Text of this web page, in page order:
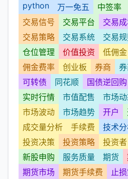
python
万一免五 中签率
交易信号
交易平台 交易
交易策略
交易系统 交易规
仓位管理
价值投资 低佣金
佣金费率
创业板 券商
可转债
同花顺 国债逆回购
实时行情
市值配售 市场
市场波动
市场趋势 开户
成交量分析
手续费 技术
投资决策
投资策略 投资者
新股申购
服务质量 期货
期货市场
期货手续费 止